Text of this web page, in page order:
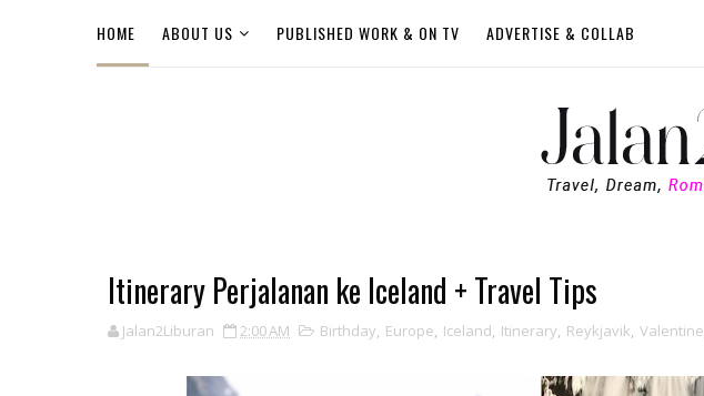
HOME ABOUT US PUBLISHED WORK & ON TV ADVERTISE & COLLAB
Itinerary Perjalanan ke Iceland + Travel Tips
Jalan2Liburan 2:00 AM Birthday, Europe, Iceland, Itinerary, Reykjavik, Valentine